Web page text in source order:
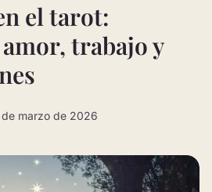
el tarot:
trabajo y
marzo de 2026